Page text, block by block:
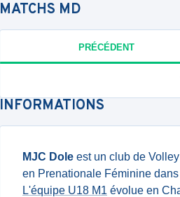
MATCHS MD
PRÉCÉDENT
INFORMATIONS
MJC Dole est un club de
en Prenationale Féminine
L'équipe U18 M1 évolue en